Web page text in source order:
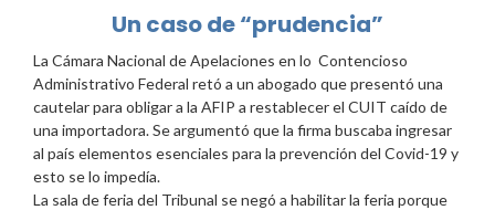
Un caso de “prudencia”
La Cámara Nacional de Apelaciones en lo Contencioso
Administrativo Federal retó a un abogado que presentó una
cautelar para obligar a la AFIP a restablecer el CUIT caído de
una importadora. Se argumentó que la firma buscaba ingresar
al país elementos esenciales para la prevención del Covid-19 y
esto se lo impedía.
La sala de feria del Tribunal se negó a habilitar la feria porque